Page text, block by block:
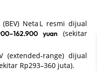
Neta L resmi dijual
yuan(sekitar
(extended‑range) dijual
Rp293–360 juta).